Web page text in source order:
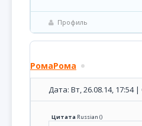
Профиль
РомаРома
Дата: Вт, 26.08.14,
Цитата Russian ()